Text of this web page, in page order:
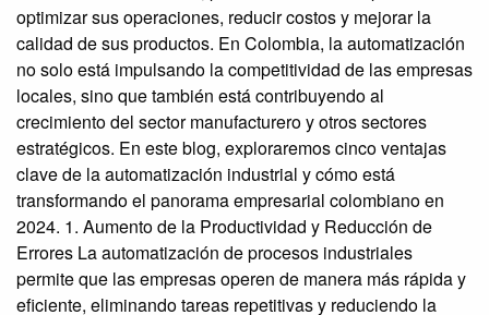
optimizar sus operaciones, reducir costos y mejorar la
calidad de sus productos. En Colombia, la automatización
no solo está impulsando la competitividad de las empresas
locales, sino que también está contribuyendo al
crecimiento del sector manufacturero y otros sectores
estratégicos. En este blog, exploraremos cinco ventajas
clave de la automatización industrial y cómo está
transformando el panorama empresarial colombiano en
2024. 1. Aumento de la Productividad y Reducción de
Errores La automatización de procesos industriales
permite que las empresas operen de manera más rápida y
eficiente, eliminando tareas repetitivas y reduciendo la